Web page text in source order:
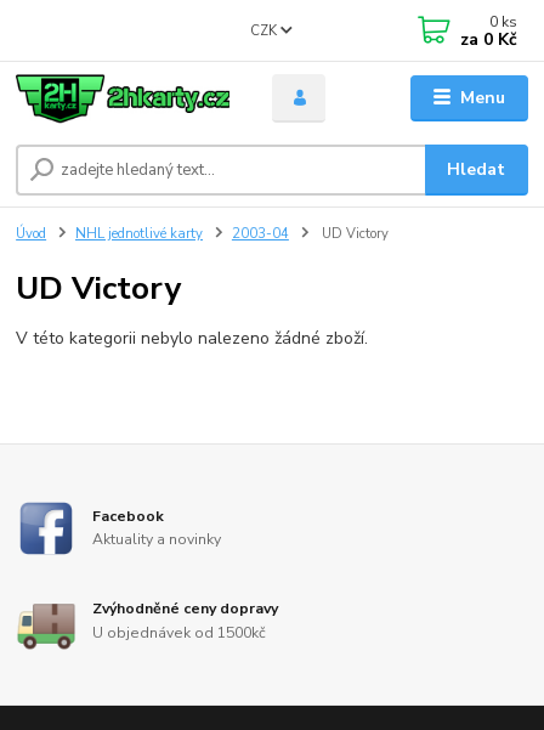
Menu
CZK
Hledat
0 ks
za 0 Kč
Úvod NHL jednotlivé karty 2003-04 UD Victory
UD Victory
V této kategorii nebylo nalezeno žádné zboží.
Facebook
Aktuality a novinky
Zvýhodněné ceny dopravy
U objednávek od 1500kč